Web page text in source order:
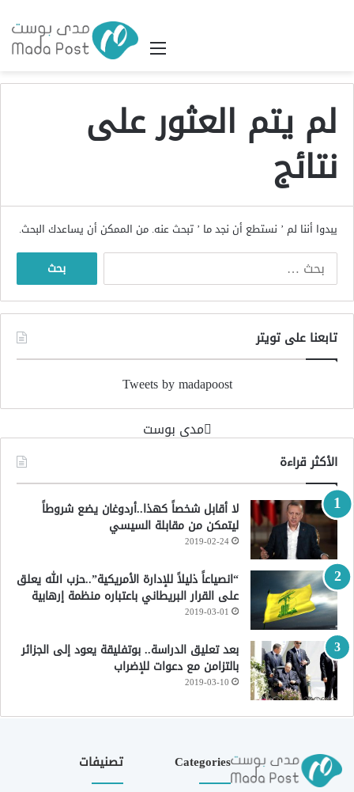
القائمة
لم يتم العثور على
نتائج
يبدوا أننا لم ’ نستطع أن نجد ما ’ تبحث عنه. من الممكن أن يساعدك البحث.
البحث
تابعنا على تويتر
Tweets by madapoost
‏مدى بوست‏
الأكثر قراءة
لا أقابل شخصاً كهذا..أردوغان يضع شروطاً
ليتمكن من مقابلة السيسي
2019-02-24
“انصياعاً ذليلاً للإدارة الأمريكية”..حزب الله يعلق
على القرار البريطاني باعتباره منظمة إرهابية
2019-03-01
بعد تعليق الدراسة.. بوتفليقة يعود إلى الجزائر
بالتزامن مع دعوات للإضراب
2019-03-10
Categories تصنيفات